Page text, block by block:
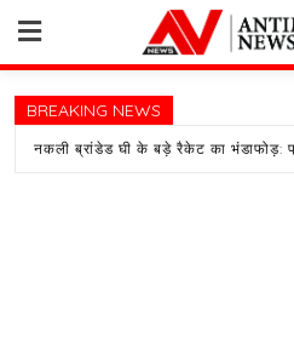
content
BREAKING NEWS